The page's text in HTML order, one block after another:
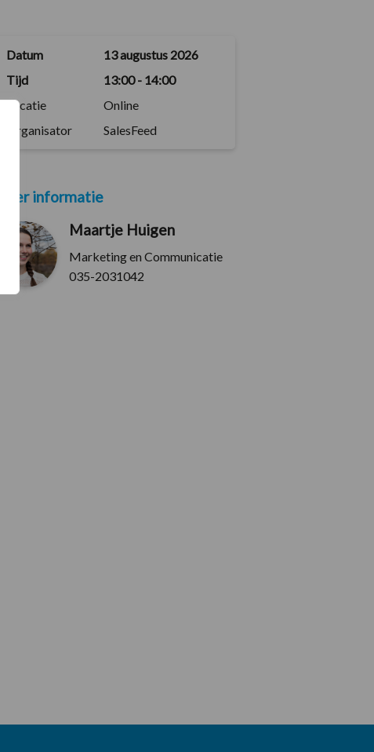
Datum
13 augustus 2026
Tijd
13:00 - 14:00
Locatie
Online
Organisator
SalesFeed
Meer informatie
Maartje Huigen
Marketing en Communicatie
035-2031042